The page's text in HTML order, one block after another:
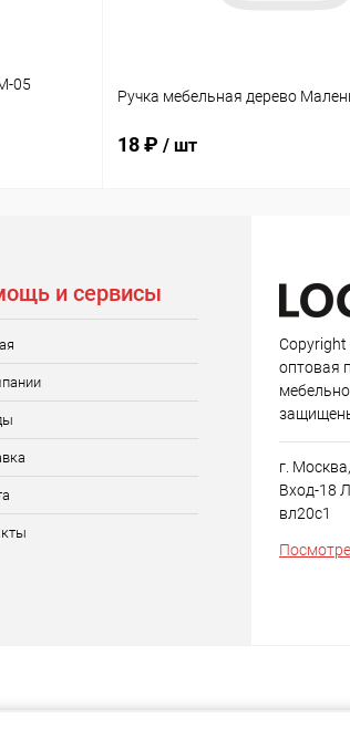
05
Ручка мебельная дерево
18 ₽ / шт
и сервисы
Copyright
оптовая
г.
Вход-18
вл20с1